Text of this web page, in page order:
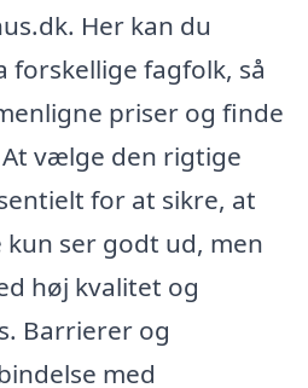
Her kan du
fagfolk, så
priser og finde
vælge den rigtige
for at sikre, at
ser godt ud, men
høj kvalitet og
Barrierer og
med